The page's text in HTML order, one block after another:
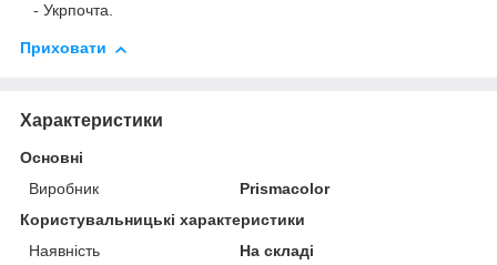
- Укрпочта.
Приховати
Характеристики
Основні
Виробник
Prismacolor
Користувальницькі характеристики
Наявність
На складі